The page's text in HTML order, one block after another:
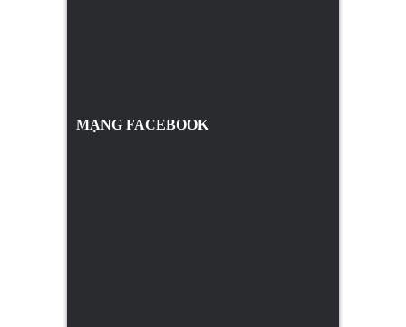
MẠNG FACEBOOK